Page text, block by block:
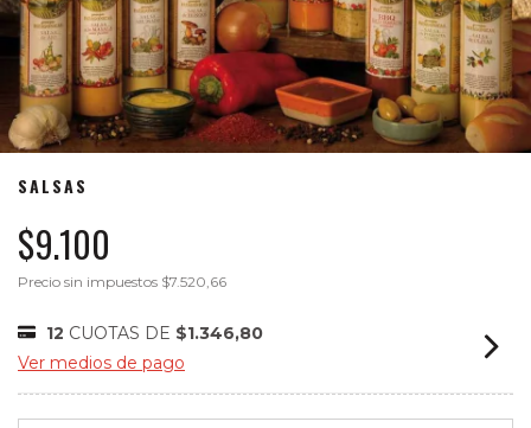
SALSAS
$9.100
Precio sin impuestos $7.520,66
12 CUOTAS DE $1.346,80
Ver medios de pago